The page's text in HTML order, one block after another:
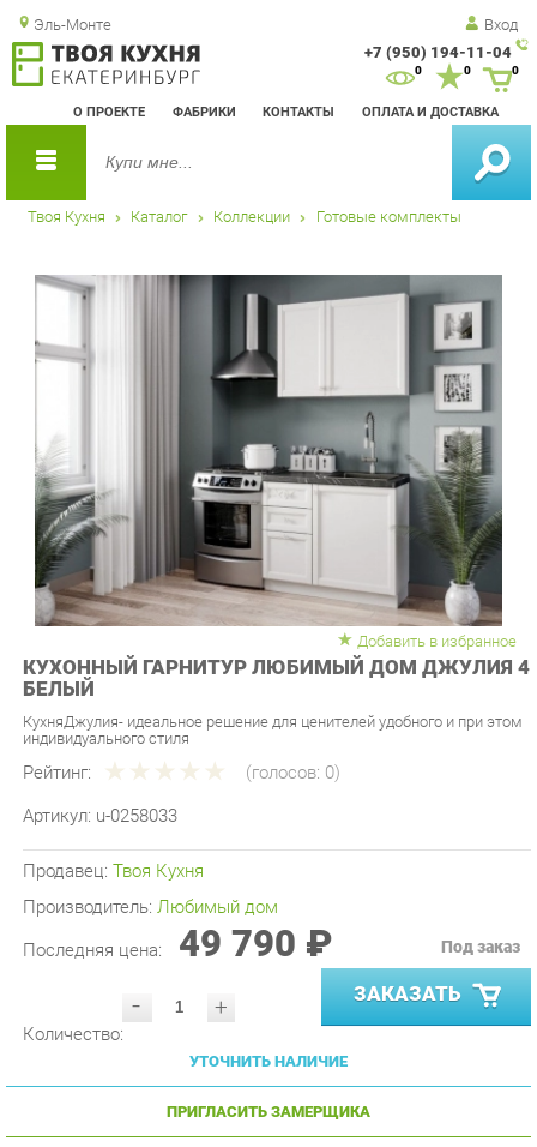
Эль-Монте Вход
+7 (950) 194-11-04
О ПРОЕКТЕ ФАБРИКИ КОНТАКТЫ ОПЛАТА И ДОСТАВКА
0 0
Твоя Кухня Каталог Коллекции Готовые комплекты
Добавить в избранное
КУХОННЫЙ ГАРНИТУР ЛЮБИМЫЙ ДОМ ДЖУЛИЯ 4
БЕЛЫЙ
КухняДжулия- идеальное решение для ценителей удобного и при этом
Рейтинг:
Артикул: u-0258033
Производитель: Любимый дом
Последняя цена: 49 790 ₽
- ЗАКАЗАТЬ
УТОЧНИТЬ НАЛИЧИЕ
ПРИГЛАСИТЬ ЗАМЕРЩИКА
ГАРАНТИЯ ЛУЧШЕЙ ЦЕНЫ